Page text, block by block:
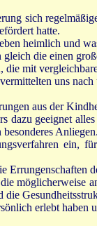
sich
hatte.
heimlich und
die einen
mit
uns
aus der
dazu geeignet
ein,
Errungenschaften
möglicherweise
erlebt